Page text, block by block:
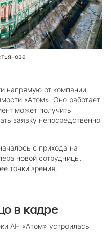
напрямую от компании
«Атом». Оно работает
может получить
заявку непосредственно
с прихода на
новой сотрудницы.
точки зрения.
в кадре
АН «Атом» устроилась